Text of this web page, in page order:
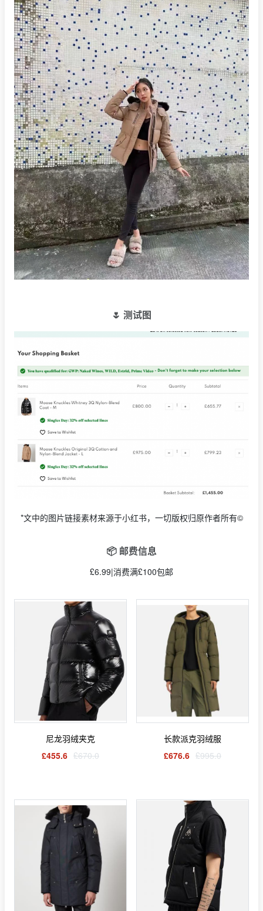
🌷 测试图
*文中的图片链接素材来源于小红书，一切版权归原作者所有©
📦 邮费信息
£6.99|消费满£100包邮
尼龙羽绒夹克
£455.6 £670.0
长款派克羽绒服
£676.6 £995.0